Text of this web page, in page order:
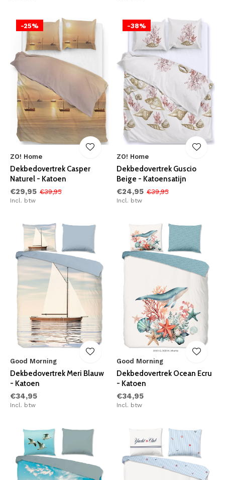
-25%
ZO! Home
Dekbedovertrek Casper
Naturel - Katoen
€29,95 €39,95
Incl. btw
-38%
ZO! Home
Dekbedovertrek Guscio
Beige - Katoensatijn
€24,95 €39,95
Incl. btw
Good Morning
Dekbedovertrek Meri Blauw
- Katoen
€34,95
Incl. btw
Good Morning
Dekbedovertrek Ocean Ecru
- Katoen
€34,95
Incl. btw